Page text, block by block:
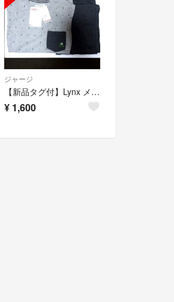
ジャージ
【新品タグ付】Lynx メンズパジャマ
¥ 1,600